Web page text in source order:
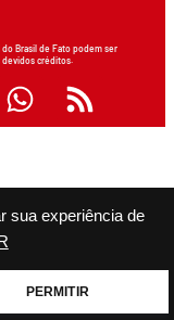
sua experiência de
PERMITIR
Brasil de Fato podem ser
devidos créditos.